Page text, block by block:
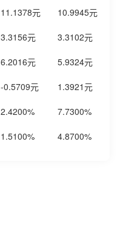
11.1378元 10.9945元
3.3156元 3.3102元
6.2016元 5.9324元
-0.5709元 1.3921元
2.4200% 7.7300%
1.5100% 4.8700%